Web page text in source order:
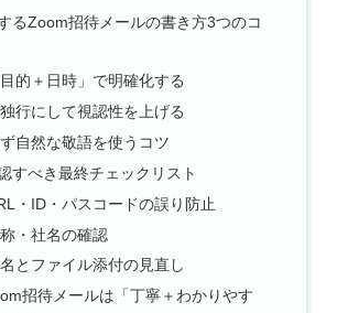
るZoom招待メールの書き方3つのコ
的＋日時」で明確化する
行にして視認性を上げる
自然な敬語を使うコツ
すべき最終チェックリスト
・ID・パスコードの誤り防止
・社名の確認
とファイル添付の見直し
招待メールは「丁寧＋わかりやす